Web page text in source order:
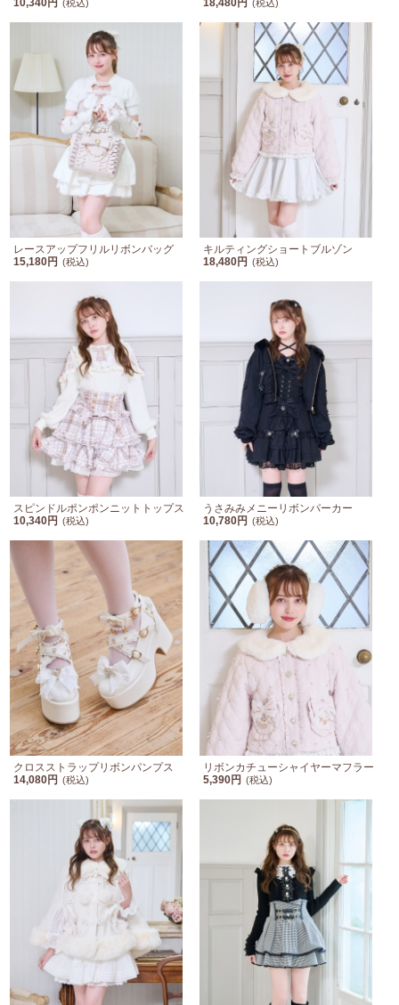
10,340円 (税込) 18,480円 (税込)
レースアップフリルリボンバッグ
15,180円
(税込)
キルティングショートブルゾン
18,480円 (税込)
スピンドルポンポンニットトップス
10,340円
(税込)
うさみみメニーリボンパーカー
10,780円 (税込)
クロスストラップリボンパンプス
14,080円 (税込)
リボンカチューシャイヤーマフラー
5,390円 (税込)